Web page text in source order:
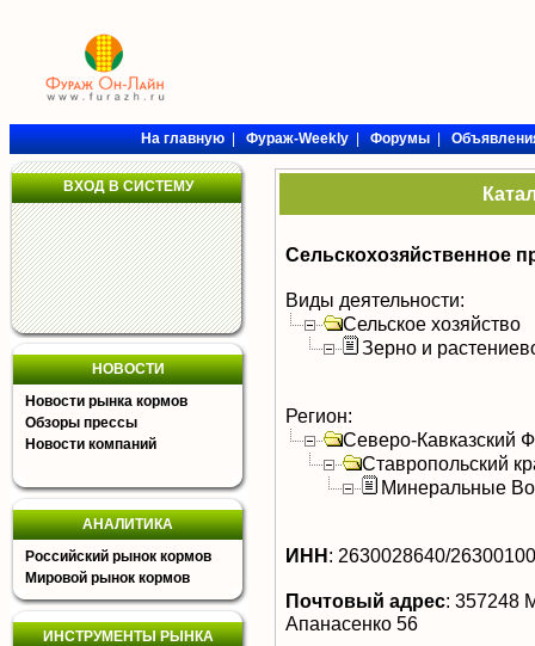
На главную|Фураж-Weekly|Форумы|
ВХОД В СИСТЕМУ
НОВОСТИ
Новости рынка кормов
Обзоры прессы
Новости компаний
АНАЛИТИКА
Российский рынок кормов
Мировой рынок кормов
ИНСТРУМЕНТЫ РЫНКА
Сельскохозяйственное
Виды деятельности:
Сельское хозяйство
Зерно и
Регион:
Северо-Кавказский
Ставропольский
Минеральные
ИНН: 2630028640/
Почтовый адрес: 357248
Апанасенко 56